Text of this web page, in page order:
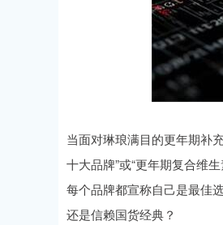
当面对琳琅满目的更年期补
十大品牌”或“更年期复合维
每个品牌都宣称自己是最佳
还是信赖国货经典？